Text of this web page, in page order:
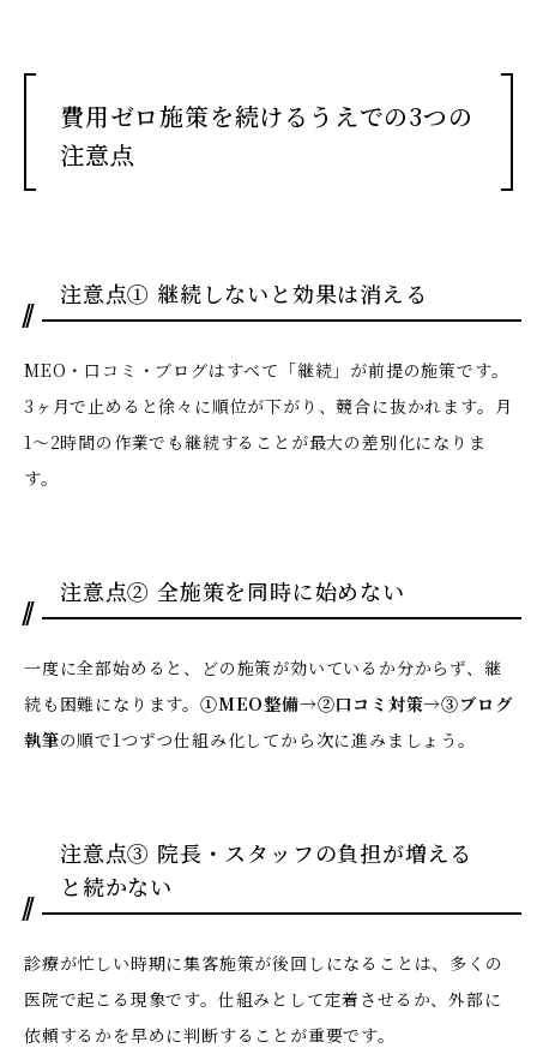
費用ゼロ施策を続けるうえでの3つの
注意点
注意点① 継続しないと効果は消える
MEO・口コミ・ブログはすべて「継続」が前提の施策です。
3ヶ月で止めると徐々に順位が下がり、競合に抜かれます。月
1〜2時間の作業でも継続することが最大の差別化になりま
す。
注意点② 全施策を同時に始めない
一度に全部始めると、どの施策が効いているか分からず、継
続も困難になります。 ①MEO整備→②口コミ対策→③ブログ
執筆の順で1つずつ仕組み化してから次に進みましょう。
注意点③ 院長・スタッフの負担が増える
と続かない
診療が忙しい時期に集客施策が後回しになることは、多くの
医院で起こる現象です。仕組みとして定着させるか、外部に
依頼するかを早めに判断することが重要です。